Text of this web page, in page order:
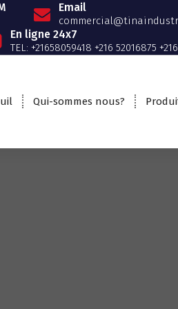
Email
En ligne 24x7
TEL: +21658059418 +216 52016875
Qui-sommes nous?